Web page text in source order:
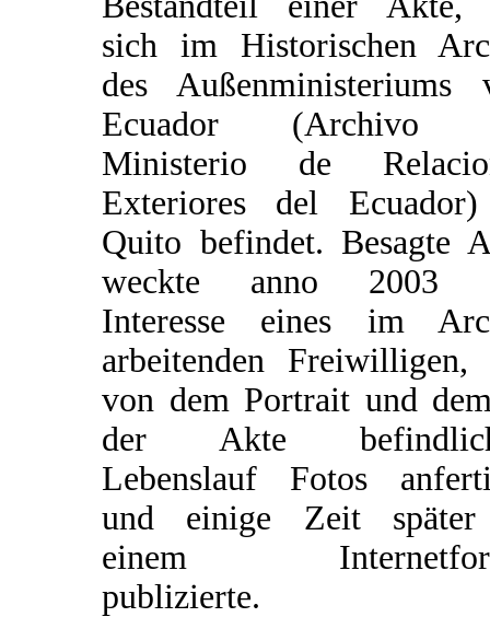
sich im Historischen
des Außenministeriums
Ecuador (Archivo
Ministerio de
Exteriores del
Quito befindet. Besagte
weckte anno 2003
Interesse eines im
arbeitenden Freiwilligen,
von dem Portrait und
der Akte
Lebenslauf Fotos
und einige Zeit
einem
publizierte.